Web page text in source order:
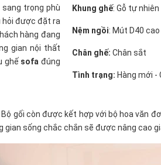
trọng phù
hỏi được đặt ra
hàng đang
gian nội thất
ghế sofa đúng
Khung ghế: Gỗ tự
Nệm ngồi: Mút D40
Chân ghế: Chân sắt
Tình trạng: Hàng mới -
gối còn được kết hợp với bộ hoa văn
sống chắc chắn sẽ được nâng cao